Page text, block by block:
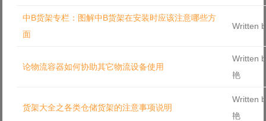
中B货架专栏：图解中B货架在安装时应该注意哪些方
面
Written
论物流容器如何协助其它物流设备使用
Written
艳
货架大全之各类仓储货架的注意事项说明
Written
艳